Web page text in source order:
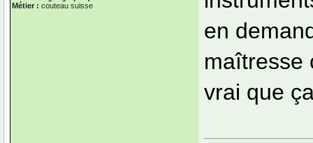
Métier : couteau suisse
en
maîtresse
vrai que